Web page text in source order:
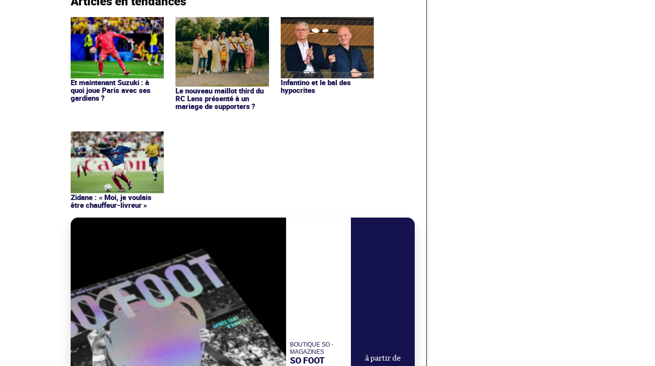
Et maintenant Suzuki : à
quoi joue Paris avec ses
gardiens ?
Le nouveau maillot third du
RC Lens présenté à un
mariage de supporters ?
Infantino et le bal des
hypocrites
Zidane : « Moi, je voulais
être chauffeur-livreur »
BOUTIQUE SO -
MAGAZINES
SO FOOT
à partir de